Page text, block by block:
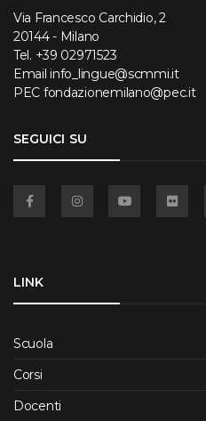
Via Francesco Carchidio, 2
20144 - Milano
Tel. +39 02971523
Email info_lingue@scmmi.it
PEC fondazionemilano@pec.it
SEGUICI SU
LINK
Scuola
Corsi
Docenti